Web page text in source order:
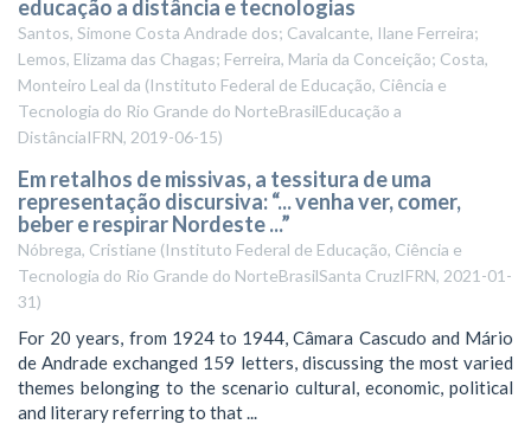
educação a distância e tecnologias
Santos, Simone Costa Andrade dos; Cavalcante, Ilane Ferreira;
Lemos, Elizama das Chagas; Ferreira, Maria da Conceição; Costa,
Monteiro Leal da (Instituto Federal de Educação, Ciência e
Tecnologia do Rio Grande do NorteBrasilEducação a
DistânciaIFRN, 2019-06-15)
Em retalhos de missivas, a tessitura de uma
representação discursiva: “... venha ver, comer,
beber e respirar Nordeste ...”
Nóbrega, Cristiane (Instituto Federal de Educação, Ciência e
Tecnologia do Rio Grande do NorteBrasilSanta CruzIFRN, 2021-01-
31)
For 20 years, from 1924 to 1944, Câmara Cascudo and Mário
de Andrade exchanged 159 letters, discussing the most varied
themes belonging to the scenario cultural, economic, political
and literary referring to that ...